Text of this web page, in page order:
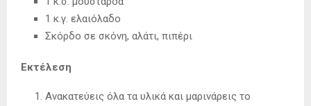
1 κ.γ. ελαιόλαδο
Σκόρδο σε σκόνη, αλάτι, πιπέρι
Εκτέλεση
Ανακατεύεις όλα τα υλικά και μαρινάρεις το